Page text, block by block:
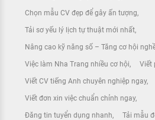
Chọn mẫu CV đẹp để gây ấn tượng
Tải sơ yếu lý lịch tự thuật mới nhất
Nâng cao kỹ năng số – Tăng cơ hội
Việc làm Nha Trang nhiều cơ hội Viết
Viết CV tiếng Anh chuyên nghiệp ngay
Viết đơn xin việc chuẩn chỉnh ngay
Đăng tin tuyển dụng nhanh Tải mẫu